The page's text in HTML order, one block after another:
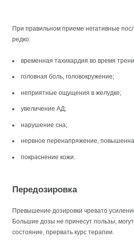
При правильном приеме негативные
редко:
временная тахикардия во время
головная боль, головокружение;
неприятные ощущения в желудке;
увеличение АД;
нарушение сна;
нервное перенапряжение,
покраснение кожи.
Передозировка
Превышение дозировки чревато
Большие дозы не принесут пользы,
состояние, прервать курс терапии.